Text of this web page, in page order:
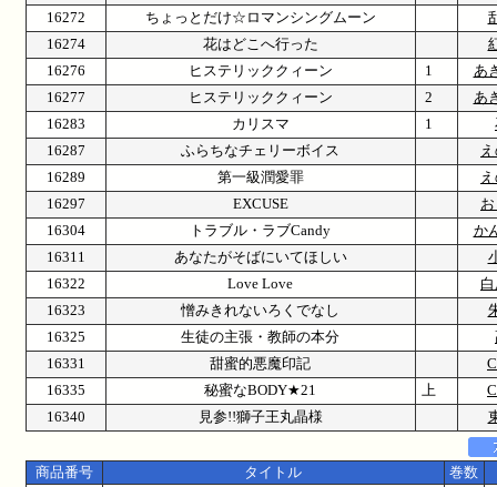
16272
ちょっとだけ☆ロマンシングムーン
16274
花はどこへ行った
16276
ヒステリッククィーン 1
あ
16277
ヒステリッククィーン 2
あ
16283
カリスマ 1
16287
ふらちなチェリーボイス
16289
第一級潤愛罪
16297
EXCUSE
16304
トラブル・ラブCandy
か
16311
あなたがそばにいてほしい
16322
Love Love
16323
憎みきれないろくでなし
16325
生徒の主張・教師の本分
16331
甜蜜的悪魔印記
16335
秘蜜なBODY★21 上
16340
見参!!獅子王丸晶様
商品番号 タイトル
巻数